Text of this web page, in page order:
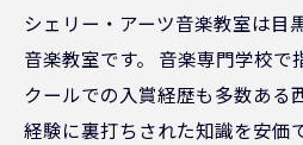
シェリー・アーツ音楽教室は目
音楽教室です。 音楽専門学校
クールでの入賞経歴も多数ある
経験に裏打ちされた知識を安価